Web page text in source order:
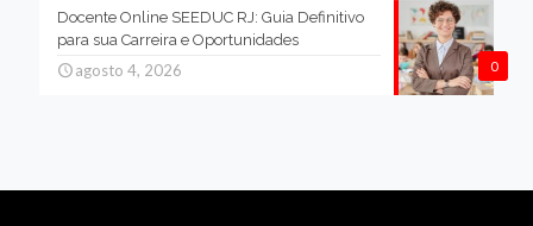
0
Docente Online SEEDUC RJ: Guia Definitivo
para sua Carreira e Oportunidades
agosto 4, 2026